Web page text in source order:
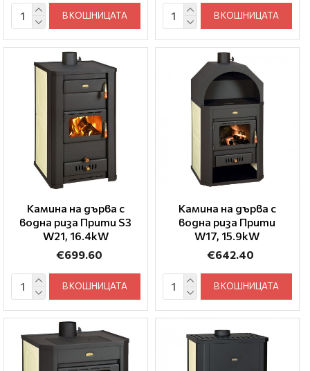
В КОШНИЦАТА В КОШНИЦАТА
Камина на дърва с
водна риза Прити S3
W21, 16.4kW
€699.60
В КОШНИЦАТА
Камина на дърва с
водна риза Прити
W17, 15.9kW
€642.40
В КОШНИЦАТА